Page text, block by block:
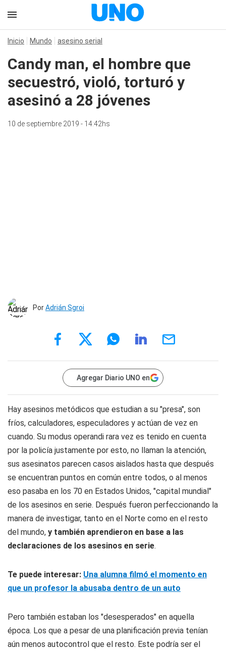
Inicio Mundo asesino serial
Candy man, el hombre que
secuestró, violó, torturó y
asesinó a 28 jóvenes
10 de septiembre 2019 - 14:42hs
PorAdrián Sgroi
Agregar Diario UNO en
Hay asesinos metódicos que estudian a su "presa", son
fríos, calculadores, especuladores y actúan de vez en
cuando. Su modus operandi rara vez es tenido en cuenta
por la policía justamente por esto, no llaman la atención,
sus asesinatos parecen casos aislados hasta que después
se encuentran puntos en común entre todos, o al menos
eso pasaba en los 70 en Estados Unidos, "capital mundial"
de los asesinos en serie. Después fueron perfeccionando la
manera de investigar, tanto en el Norte como en el resto
del mundo, y también aprendieron en base a las
declaraciones de los asesinos en serie.
Te puede interesar: Una alumna filmó el momento en
que un profesor la abusaba dentro de un auto
Pero también estaban los "desesperados" en aquella
época. Los que a pesar de una planificación previa tenían
aún menos autocontrol que el resto. Este podría ser el